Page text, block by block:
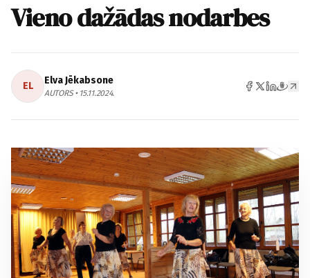
Vieno dažādas nodarbes
EL Elva Jēkabsone
AUTORS • 15.11.2024.